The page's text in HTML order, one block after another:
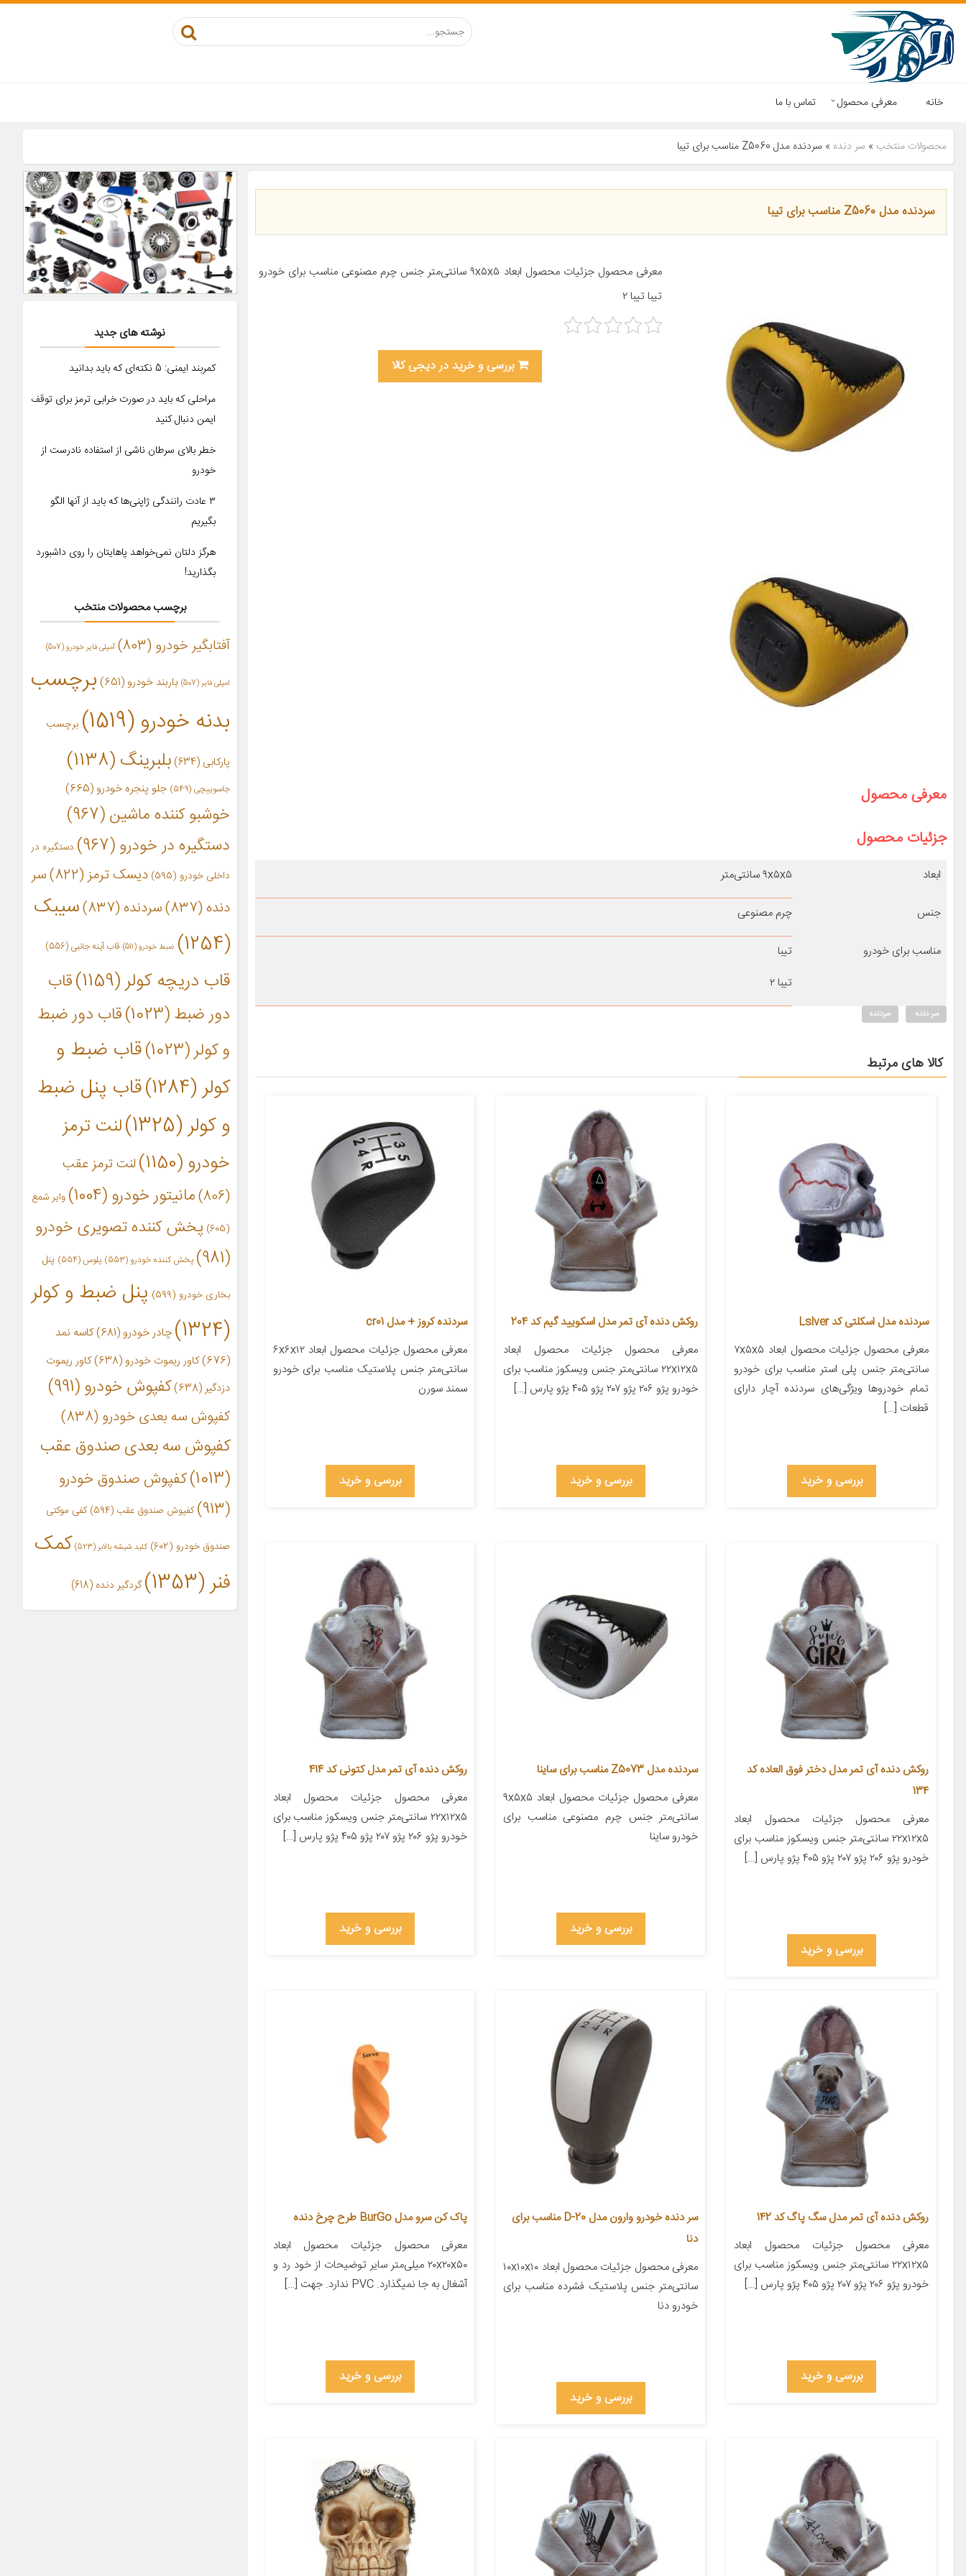
خانه معرفی محصول تماس با ما
محصولات منتخب » سر دنده » سردنده مدل Z5060 مناسب برای تیبا
سردنده مدل Z5060 مناسب برای تیبا
معرفی محصول جزئیات محصول ابعاد ۹x۵x۵ سانتی‌متر جنس چرم مصنوعی مناسب برای خودرو
تیبا تیبا ۲
بررسی و خرید در دیجی کالا
معرفی محصول
جزئیات محصول
ابعاد ۹x۵x۵ سانتی‌متر
جنس چرم مصنوعی
مناسب برای خودرو
تیبا
تیبا ۲
سر دنده سردنده
کالا های مرتبط
سردنده مدل اسکلتی کد Lslver
معرفی محصول جزئیات محصول ابعاد ۷x۵x۵
سانتی‌متر جنس پلی استر مناسب برای خودرو
تمام خودروها ویژگی‌های سردنده آچار دارای
قطعات […]
بررسی و خرید
روکش دنده آی تمر مدل اسکویید گیم کد 204
معرفی محصول جزئیات محصول ابعاد
۲۲x۱۲x۵ سانتی‌متر جنس ویسکوز مناسب برای
خودرو پژو ۲۰۶ پژو ۲۰۷ پژو ۴۰۵ پژو پارس […]
بررسی و خرید
سردنده کروز + مدل cr01
معرفی محصول جزئیات محصول ابعاد ۶x۶x۱۲
سانتی‌متر جنس پلاستیک مناسب برای خودرو
سمند سورن
بررسی و خرید
روکش دنده آی تمر مدل دختر فوق العاده کد
134
معرفی محصول جزئیات محصول ابعاد
۲۲x۱۲x۵ سانتی‌متر جنس ویسکوز مناسب برای
خودرو پژو ۲۰۶ پژو ۲۰۷ پژو ۴۰۵ پژو پارس […]
بررسی و خرید
سردنده مدل Z5073 مناسب برای ساینا
معرفی محصول جزئیات محصول ابعاد ۹x۵x۵
سانتی‌متر جنس چرم مصنوعی مناسب برای
خودرو ساینا
بررسی و خرید
روکش دنده آی تمر مدل کتونی کد 414
معرفی محصول جزئیات محصول ابعاد
۲۲x۱۲x۵ سانتی‌متر جنس ویسکوز مناسب برای
خودرو پژو ۲۰۶ پژو ۲۰۷ پژو ۴۰۵ پژو پارس […]
بررسی و خرید
روکش دنده آی تمر مدل سگ پاگ کد 142
معرفی محصول جزئیات محصول ابعاد
۲۲x۱۲x۵ سانتی‌متر جنس ویسکوز مناسب برای
خودرو پژو ۲۰۶ پژو ۲۰۷ پژو ۴۰۵ پژو پارس […]
بررسی و خرید
سر دنده خودرو وارون مدل D-20 مناسب برای
دنا
معرفی محصول جزئیات محصول ابعاد ۱۰x۱۰x۱۰
سانتی‌متر جنس پلاستیک فشرده مناسب برای
خودرو دنا
بررسی و خرید
پاک کن سرو مدل BurGo طرح چرخ دنده
معرفی محصول جزئیات محصول ابعاد
۲۰x۲۰x۵۰ میلی‌متر سایر توضیحات از خود رد و
آشغال به جا نمیگذارد. PVC ندارد. جهت […]
بررسی و خرید
نوشته های جدید
کمربند ایمنی: 5 نکته‌ای که باید بدانید
مراحلی که باید در صورت خرابی ترمز برای توقف
ایمن دنبال کنید
خطر بالای سرطان ناشی از استفاده نادرست از
خودرو
۳ عادت رانندگی ژاپنی‌ها که باید از آنها الگو
بگیریم
هرگز دلتان نمی‌خواهد پاهایتان را روی داشبورد
بگذارید!
برچسب محصولات منتخب
آفتابگیر خودرو (803) آمپلی فایر خودرو(507)
امپلی فایر (507) باربند خودرو(651)
برچسب
بدنه خودرو(1519) برچسب
پارکابی (634) بلبرینگ(1138)
جاسوییچی (549) جلو پنجره خودرو (665)
خوشبو کننده ماشین(967)
دستگیره در خودرو(967)
دستگیره در
داخلی خودرو (595) دیسک ترمز(822)
سر
دنده(837) سردنده(837)
سیبک
(1254)
ضبط خودرو(511) قاب آینه جانبی (556)
قاب دریچه کولر(1159)
قاب
دور ضبط(1023)
قاب دور ضبط
و کولر(1023)
قاب ضبط و
کولر(1284)
قاب پنل ضبط
و کولر(1325)
لنت ترمز
خودرو(1150)
لنت ترمز عقب
(806)
مانیتور خودرو(1004)
وایر شمع
(605)
پخش کننده تصویری خودرو
(981)
پخش کننده خودرو(553) پلوس(554) پنل
بخاری خودرو (599)
پنل ضبط و کولر
(1324)
چادر خودرو (681)
کاسه نمد
(676)
کاور ریموت خودرو(638)
کاور ریموت
دزدگیر(638) کفپوش خودرو(991)
کفپوش سه بعدی خودرو (838)
کفپوش سه بعدی صندوق عقب
(1013)
کفپوش صندوق خودرو
(913)
کفپوش صندوق عقب (594) کفی موکتی
صندوق خودرو (602) کلید شیشه بالابر(523)
کمک
فنر(1353) گردگیر دنده (618)